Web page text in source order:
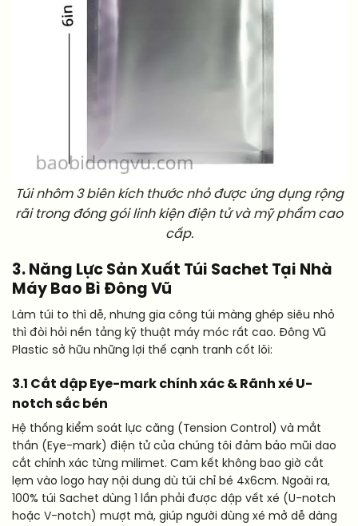
Túi nhôm 3 biên kích thước nhỏ được ứng dụng rộng
rãi trong đóng gói linh kiện điện tử và mỹ phẩm cao
cấp.
3. Năng Lực Sản Xuất Túi Sachet Tại Nhà
Máy Bao Bì Đông Vũ
Làm túi to thì dễ, nhưng gia công túi màng ghép siêu nhỏ
thì đòi hỏi nền tảng kỹ thuật máy móc rất cao. Đông Vũ
Plastic sở hữu những lợi thế cạnh tranh cốt lõi:
3.1 Cắt dập Eye-mark chính xác & Rãnh xé U-
notch sắc bén
Hệ thống kiểm soát lực căng (Tension Control) và mắt
thần (Eye-mark) điện tử của chúng tôi đảm bảo mũi dao
cắt chính xác từng milimet. Cam kết không bao giờ cắt
lẹm vào logo hay nội dung dù túi chỉ bé 4x6cm. Ngoài ra,
100% túi Sachet dùng 1 lần phải được dập vết xé (U-notch
hoặc V-notch) mượt mà, giúp người dùng xé mở dễ dàng